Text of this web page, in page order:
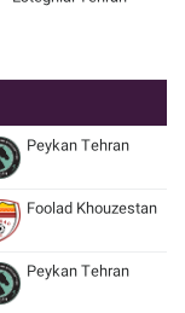
Peykan Tehran
Foolad Khouzestan
Peykan Tehran